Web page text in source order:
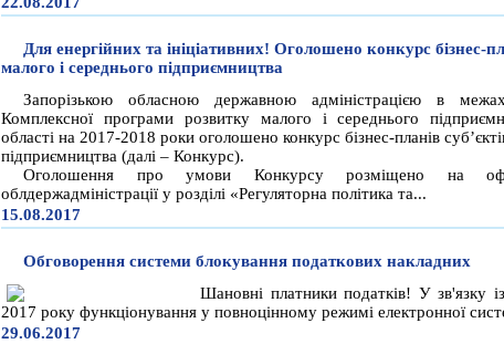
Для енергійних та ініціативних! Оголошено конкурс бізнес-
малого і середнього підприємництва
Запорізькою обласною державною адміністрацією в
Комплексної програми розвитку малого і середнього
області на 2017-2018 роки оголошено конкурс бізнес-планів
підприємництва (далі – Конкурс).
Оголошення про умови Конкурсу розміщено на
облдержадміністрації у розділі «Регуляторна політика та...
15.08.2017
Обговорення системи блокування податкових накладних
Шановні платники податків! У зв'язку
2017 року функціонування у повноцінному режимі електронної
29.06.2017